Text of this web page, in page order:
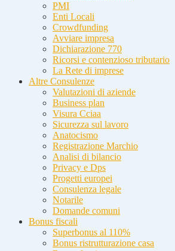
PMI
Enti Locali
Crowdfunding
Avviare impresa
Dichiarazione 770
Ricorsi e contenzioso tributario
La Rete di imprese
Altre Consulenze
Valutazioni di aziende
Business plan
Visura Cciaa
Sicurezza sul lavoro
Anatocismo
Registrazione Marchio
Analisi di bilancio
Privacy e Dps
Progetti europei
Consulenza legale
Notarile
Domande comuni
Bonus fiscali
Superbonus al 110%
Bonus ristrutturazione casa